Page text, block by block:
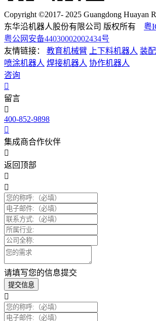
Copyright ©2017- 2025 Guangdong Huayan
东华沿机器人股份有限公司 版权所有 粤
粤公网安备44030002002434号
友情链接：
教育机械臂 上下料机器人 装
喷涂机器人 焊接机器人 协作机器人
咨询
留言
400-852-9898
集成商合作伙伴
返回顶部
请填写您的信息提交
提交信息